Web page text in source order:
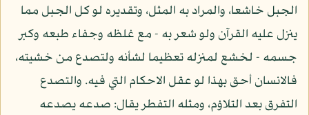
الجبل خاشعا، والمراد به المثل، وتقديره لو كل الجبل مما
ينزل عليه القرآن ولو شعر به - مع غلظه وجفاء طبعه وكبر
جسمه - لخشع لمنزله تعظيما لشأنه ولتصدع من خشيته،
فالانسان أحق بهذا لو عقل الاحكام التي فيه. والتصدع
التفرق بعد التلاؤم، ومثله التفطر يقال: صدعه يصدعه